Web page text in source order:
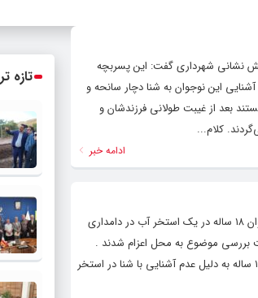
نشانی شهرداری گفت: این پسربچه
آشنایی این نوجوان به شنا دچار سانحه و
مشغول بکار هستند بعد از غیبت طولانی فرزندشان و
کلام...
ادامه خبر
سرهنگ” محسن صبری پور ” در تشریح این خبر گفت: در پی اعلام مرکز فوری‌های پلیس ۱۱۰ مبنی بر مرگ جوان ۱۸ ساله در یک استخر آب در دامداری
بررسی موضوع به محل اعزام شدند .
فرمانده انتظامی شهرستان گلبهار افزود: با حضور مأموران در محل ، در بررسی‌های اولیه مشخص شد ، جوان ۱۸ ساله به دلیل عدم آشنایی با شنا در استخر
تازه